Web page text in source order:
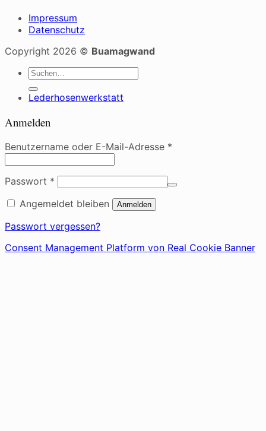
Impressum
Datenschutz
Copyright 2026 © Buamagwand
Suche
Lederhosenwerkstatt
Anmelden
Benutzername oder E-Mail-Adresse *
Passwort * Erforderlich
Angemeldet bleiben
Anmelden
Passwort vergessen?
Consent Management Platform von Real Cookie Banner